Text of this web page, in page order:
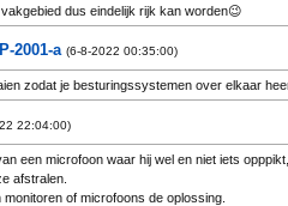
dus eindelijk rijk kan worden😉
2001-a (6-8-2022 00:35:00)
zodat je besturingssystemen over elkaar
22:04:00)
een microfoon waar hij wel en niet iets
afstralen.
of microfoons de oplossing.